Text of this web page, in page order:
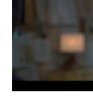
firmeza para hablar
han invitado esta
muy lejos. Surge. En
Irrefragable. La
íntimo. "Escribiré para
grito de Rimb...